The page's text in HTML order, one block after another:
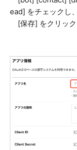
ead] をチェックし、
[保存] をクリック